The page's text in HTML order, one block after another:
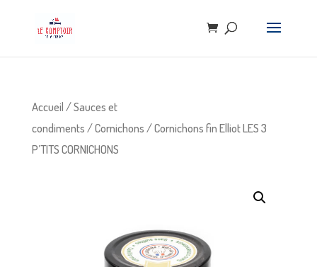
Accueil/Sauces et
condiments/Cornichons/ Cornichons fin Elliot LES 3
P’TITS CORNICHONS